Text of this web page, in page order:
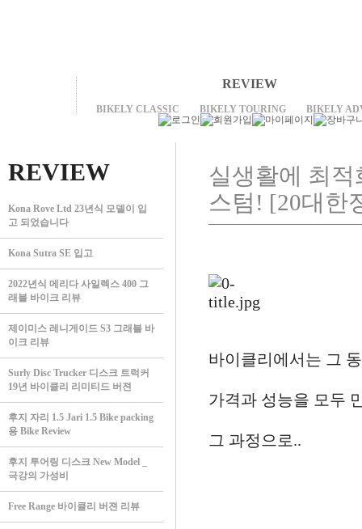
REVIEW
BIKELY CLASSIC BIKELY TOURING BIKELY
REVIEW
Kona Rove Ltd 23년식 모델이 입
고 되었습니다
Kona Sutra SE 입고
2022년식 메리다 사일렉스 400 그
래블 바이크 리뷰
제이미스 레니게이드 S3 그래블 바
이크 리뷰
Surly Disc Trucker 디스크 트럭커
19년 바이클리 리미티드 버젼
후지 자리 1.5 Jari 1.5 Bike packing
용 Bike Review
후지 투어링 디스크 New Model _
극강의 가성비
Free Range 바이클리 버젼 리뷰
실생활에 최
스텀! [20대한
바이클리에서는 그
가격과 성능을 모두
그 과정으로..